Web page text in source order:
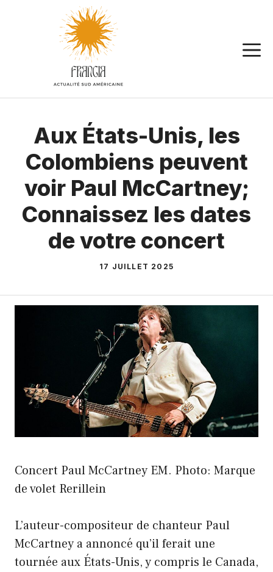
Aux États-Unis, les
Colombiens peuvent
voir Paul McCartney;
Connaissez les dates
de votre concert
17 JUILLET 2025
Concert Paul McCartney EM. Photo: Marque
de volet Rerillein
L’auteur-compositeur de chanteur Paul
McCartney a annoncé qu’il ferait une
tournée aux États-Unis, y compris le Canada,